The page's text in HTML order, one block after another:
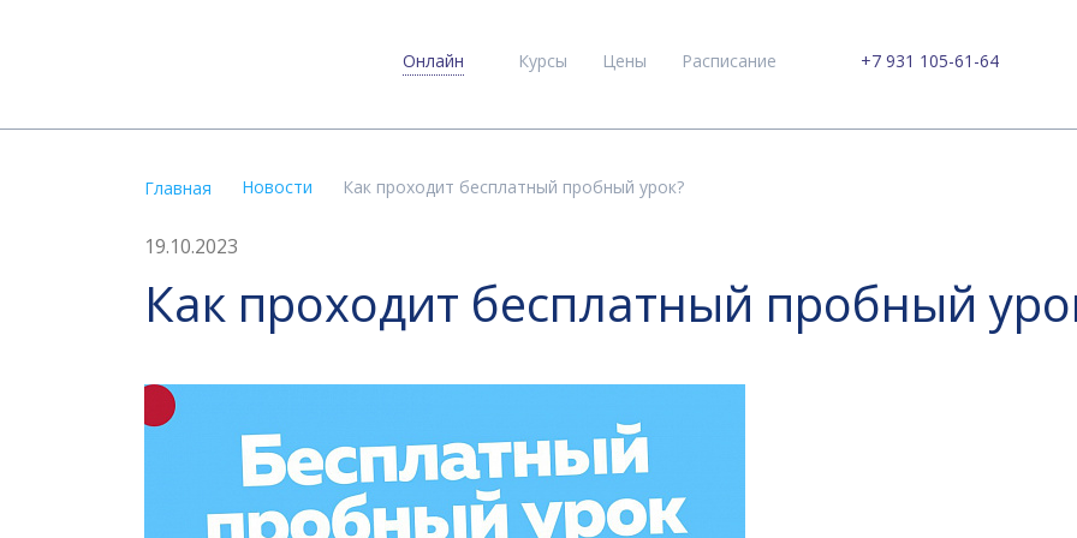
Онлайн Курсы Цены Расписание +7 931 105-61-64
Главная Новости Как проходит бесплатный пробный урок?
19.10.2023
Как проходит бесплатный пробный